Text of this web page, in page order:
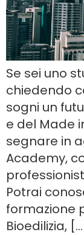
Se sei uno
chiedendo
sogni un
e del Made
segnare in
Academy,
Potrai
formazione
Bioedilizia,